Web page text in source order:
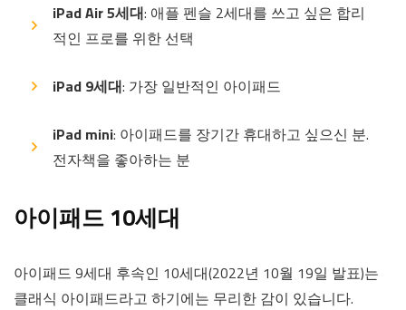
iPad Air 5세대: 애플 펜슬 2세대를 쓰고 싶은 합리
적인 프로를 위한 선택
iPad 9세대: 가장 일반적인 아이패드
iPad mini: 아이패드를 장기간 휴대하고 싶으신 분.
전자책을 좋아하는 분
아이패드 10세대
아이패드 9세대 후속인 10세대(2022년 10월 19일 발표)는
클래식 아이패드라고 하기에는 무리한 감이 있습니다.